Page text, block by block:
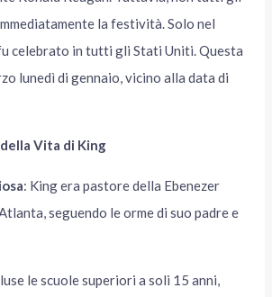
la festività. Solo nel
celebrato in tutti gli Stati Uniti. Questa
lunedì di gennaio, vicino alla data di
Vita di King
: King era pastore della Ebenezer
seguendo le orme di suo padre e
le scuole superiori a soli 15 anni,